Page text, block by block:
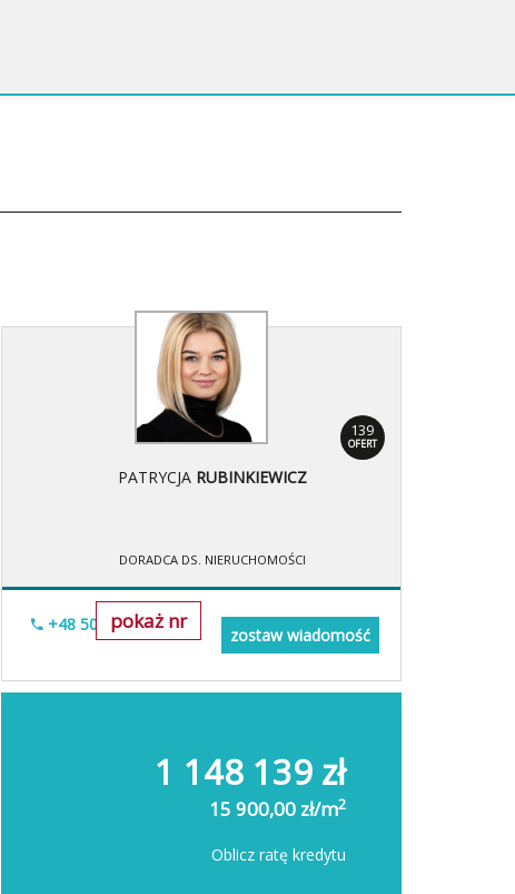
139
OFERT
PATRYCJA RUBINKIEWICZ
DORADCA DS. NIERUCHOMOŚCI
pokaż nr
+48 505-236-943
zostaw wiadomość
1 148 139 zł
15 900,00 zł/m2
Oblicz ratę kredytu